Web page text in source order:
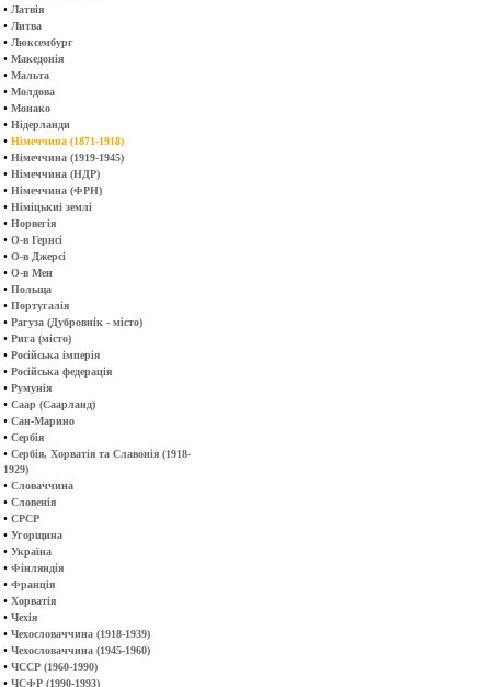
• Латвія
• Литва
• Люксембург
• Македонія
• Мальта
• Молдова
• Монако
• Нідерланди
• Німеччина (1871-1918)
• Німеччина (1919-1945)
• Німеччина (НДР)
• Німеччина (ФРН)
• Німіцькиі землі
• Норвегія
• О-в Гернсі
• О-в Джерсі
• О-в Мен
• Польща
• Португалія
• Рагуза (Дубровнік - місто)
• Рига (місто)
• Російська імперія
• Російська федерація
• Румунія
• Саар (Саарланд)
• Сан-Марино
• Сербія
• Сербія, Хорватія та Славонія (1918-
1929)
• Словаччина
• Словенія
• СРСР
• Угорщина
• Україна
• Фінляндія
• Франція
• Хорватія
• Чехія
• Чехословаччина (1918-1939)
• Чехословаччина (1945-1960)
• ЧССР (1960-1990)
• ЧСФР (1990-1993)